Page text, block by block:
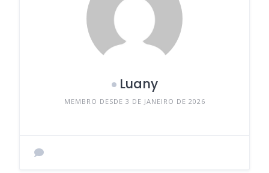
Luany
MEMBRO DESDE 3 DE JANEIRO DE 2026